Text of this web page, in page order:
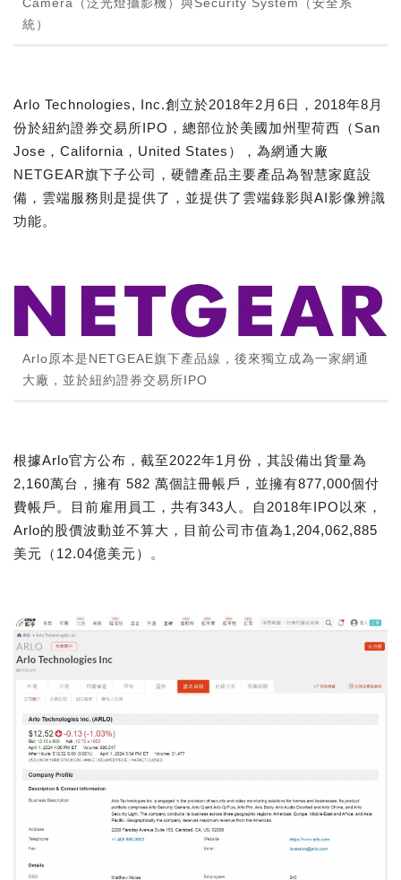
統）
Arlo Technologies, Inc.創立於2018年2月6日，2018年8月
份於紐約證券交易所IPO，總部位於美國加州聖荷西（San
Jose，California，United States），為網通大廠
NETGEAR旗下子公司，硬體產品主要產品為智慧家庭設
備，雲端服務則是提供了，並提供了雲端錄影與AI影像辨識
功能。
Arlo原本是NETGEAE旗下產品線，後來獨立成為一家網通
大廠，並於紐約證券交易所IPO
根據Arlo官方公布，截至2022年1月份，其設備出貨量為
2,160萬台，擁有 582 萬個註冊帳戶，並擁有877,000個付
費帳戶。目前雇用員工，共有343人。自2018年IPO以來，
Arlo的股價波動並不算大，目前公司市值為1,204,062,885
美元（12.04億美元）。